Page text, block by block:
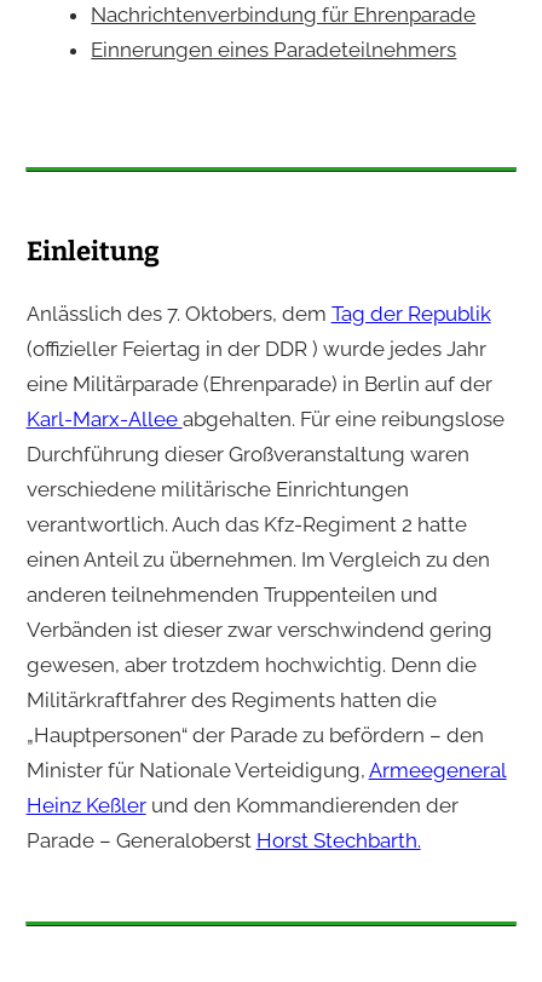
Nachrichtenverbindung für Ehrenparade
Einnerungen eines Paradeteilnehmers
Einleitung
Anlässlich des 7. Oktobers, dem Tag der Republik
(offizieller Feiertag in der DDR ) wurde jedes Jahr
eine Militärparade (Ehrenparade) in Berlin auf der
Karl-Marx-Allee abgehalten. Für eine reibungslose
Durchführung dieser Großveranstaltung waren
verschiedene militärische Einrichtungen
verantwortlich. Auch das Kfz-Regiment 2 hatte
einen Anteil zu übernehmen. Im Vergleich zu den
anderen teilnehmenden Truppenteilen und
Verbänden ist dieser zwar verschwindend gering
gewesen, aber trotzdem hochwichtig. Denn die
Militärkraftfahrer des Regiments hatten die
„Hauptpersonen“ der Parade zu befördern – den
Minister für Nationale Verteidigung, Armeegeneral
Heinz Keßlerund den Kommandierenden der
Parade – Generaloberst Horst Stechbarth.